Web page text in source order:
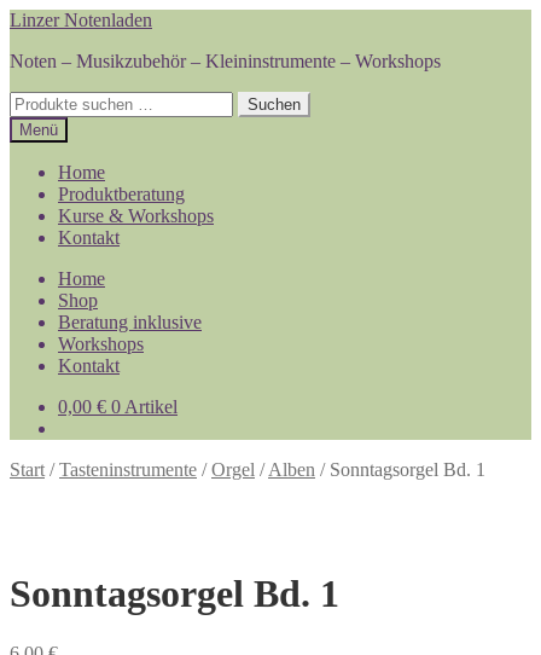
Zur
springen
Zum
springen
Linzer Notenladen
Noten – Musikzubehör – Kleininstrumente – Workshops
Suchen
nach:
Suchen
Menü
Home
Produktberatung
Kurse & Workshops
Kontakt
Home
Shop
Beratung inklusive
Workshops
Kontakt
0,00 € 0 Artikel
Start /Tasteninstrumente /Orgel /Alben / Sonntagsorgel Bd. 1
Sonntagsorgel Bd. 1